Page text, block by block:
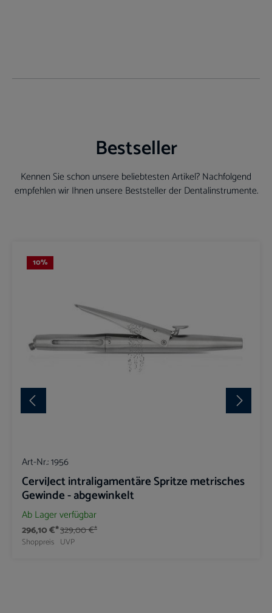
Bestseller
Kennen Sie schon unsere beliebtesten Artikel? Nachfolgend
empfehlen wir Ihnen unsere Beststeller der Dentalinstrumente.
10%
Art-Nr.:1956
CerviJect intraligamentäre Spritze metrisches
Gewinde - abgewinkelt
Ab Lager verfügbar
296,10 €*
Shoppreis
329,00 €*
UVP